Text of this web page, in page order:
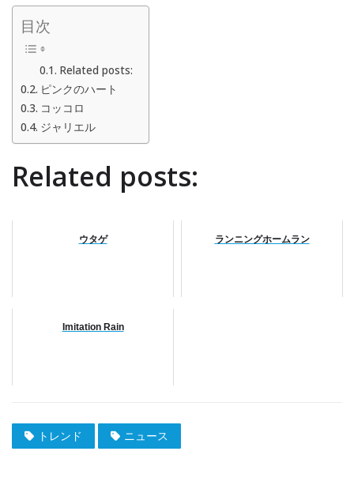
目次
Related posts:
ピンクのハート
コッコロ
ジャリエル
Related posts:
ウタゲ ランニングホームラン
Imitation Rain
トレンド ニュース